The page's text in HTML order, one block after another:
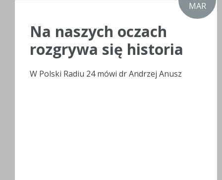
MAR
Na naszych oczach
rozgrywa się historia
W Polski Radiu 24 mówi dr Andrzej Anusz